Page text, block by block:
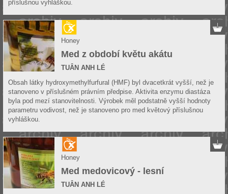
příslušnou vyhláškou.
Honey
Med z období květu akátu
TUÂN ANH LÉ
Obsah látky hydroxymethylfurfural (HMF) byl dvacetkrát vyšší, než je
stanoveno v příslušném právním předpise. Aktivita enzymu diastáza
byla pod mezí stanovitelnosti. Výrobek měl podstatně vyšší hodnoty
parametru vodivost, než je stanoveno pro med květový příslušnou
vyhláškou.
Honey
Med medovicový - lesní
TUÂN ANH LÉ